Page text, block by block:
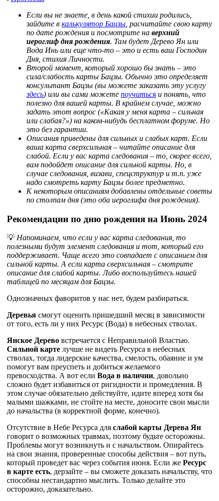
Если вы не знаете, в день какой стихии родились,
зайдите в калькулятор Бацзы , расчитайте свою карту
по дате рождения и посмотрите на верхний
иероглиф дня рождения. Там будет Дерево Ян или
Вода Инь или еще что-то – это и есть ваш Господин
Дня, стихия Личности.
Второй момент, который хорошо бы знать – это
сила/слабость карты Бацзы. Обычно это определяет
консультант Бацзы (вы можете заказать эту услугу
здесь) или вы сами можете поучиться и понять, что
полезно для вашей карты. В крайнем случае, можно
задать этот вопрос («Какая у меня карта – сильная
или слабая?») на каком-нибудь бесплатном форуме. Но
это без гарантии.
Описания приведены для сильных и слабых карт. Если
ваша карта сверхсильная – читайте описание для
слабой. Если у вас карта следования – то, скорее всего,
вам подойдет описание для сильной карты. Но, в
случае следования, визави, спецструктур и т.п. уже
надо смотреть карту Бацзы более предметно.
К некоторым описаниям добавлены отдельные советы
по столпам дня (это оба иероглифа дня рождения).
Рекомендации по дню рождения на Июнь 2024
💡 Напоминаем, что если у вас карта следования, то
полезными будут элемент следования и тот, который его
поддерживает. Чаще всего это совпадает с описанием для
сильной карты. А если карта сверхсильная – смотрите
описание для слабой карты. Либо воспользуйтесь нашей
таблицей по месяцам для Бацзы.
Однозначных фаворитов у нас нет, будем разбираться.
Деревья смогут оценить пришедший месяц в зависимости
от того, есть ли у них Ресурс (Вода) в небесных стволах.
Янское Дерево встречается с Неправильной Властью.
Сильной карте лучше не видеть Ресурса в небесных
стволах, тогда лидерские качества, смелость, обаяние и ум
помогут вам преуспеть и добиться желаемого
превосходства. А вот если Вода в наличии, довольно
сложно будет избавиться от ригидности и промедления. В
этом случае обязательно действуйте, идите вперед хотя бы
малыми шажками, не стойте на месте, доносите свои мысли
до начальства (в корректной форме, конечно).
Отсутствие в Небе Ресурса для слабой карты Дерева Ян
говорит о возможных травмах, поэтому будьте осторожны.
Проблемы могут возникнуть и с начальством. Опирайтесь
на свои знания, проверенные способы действия – вот путь,
который проведет вас через события июня. Если же Ресурс
в карте есть, дерзайте – вы сможете доказать начальству, что
способны нестандартно мыслить. Только делайте это
осторожно, доказательно.